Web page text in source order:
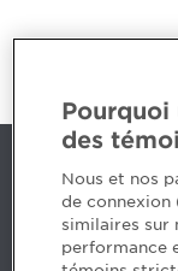
Nous joindre
5, Place Ville
H3B 2G2
Pourquoi
des
Nous et nos
de connexion
similaires sur
performance